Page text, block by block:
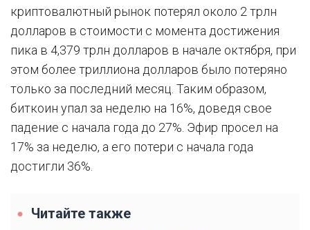
криптовалютный рынок потерял около 2 трлн
долларов в стоимости с момента достижения
пика в 4,379 трлн долларов в начале октября, при
этом более триллиона долларов было потеряно
только за последний месяц. Таким образом,
биткоин упал за неделю на 16%, доведя свое
падение с начала года до 27%. Эфир просел на
17% за неделю, а его потери с начала года
достигли 36%.
Читайте также